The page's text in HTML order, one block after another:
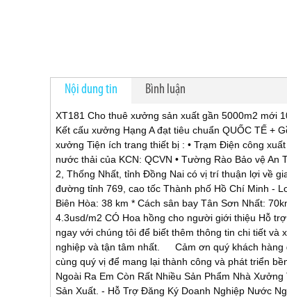
Nội dung tin Bình luận
XT181 Cho thuê xưởng sản xuất gần 5000m2 mới
Kết cấu xưởng Hạng A đạt tiêu chuẩn QUỐC TẾ +
xưởng Tiện ích trang thiết bị : • Trạm Điện công
nước thải của KCN: QCVN • Tường Rào Bảo vệ
2, Thống Nhất, tỉnh Đồng Nai có vị trí thuận lợi về
đường tỉnh 769, cao tốc Thành phố Hồ Chí Minh -
Biên Hòa: 38 km * Cách sân bay Tân Sơn Nhất:
4.3usd/m2 CÓ Hoa hồng cho người giới thiệu Hỗ
ngay với chúng tôi để biết thêm thông tin chi tiết và
nghiệp và tận tâm nhất. Cảm ơn quý khách hàng
cùng quý vị để mang lại thành công và phát triển
Ngoài Ra Em Còn Rất Nhiều Sản Phẩm Nhà
Sản Xuất. - Hỗ Trợ Đăng Ký Doanh Nghiệp Nước